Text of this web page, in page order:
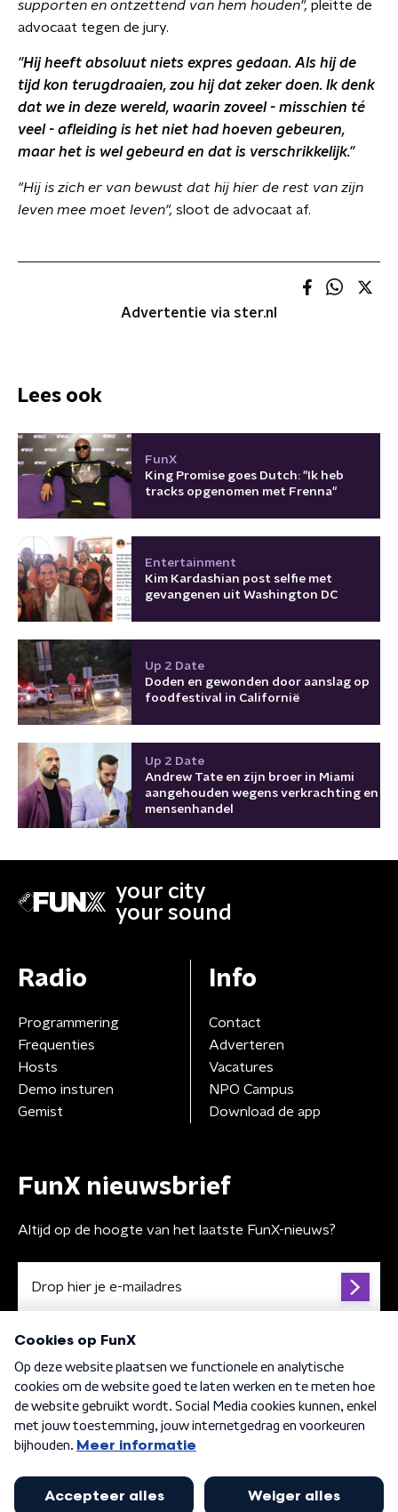
supporten en ontzettend van hem houden", pleitte de
advocaat tegen de jury.
"Hij heeft absoluut niets expres gedaan. Als hij de
tijd kon terugdraaien, zou hij dat zeker doen. Ik denk
dat we in deze wereld, waarin zoveel - misschien té
veel - afleiding is het niet had hoeven gebeuren,
maar het is wel gebeurd en dat is verschrikkelijk."
"Hij is zich er van bewust dat hij hier de rest van zijn
leven mee moet leven", sloot de advocaat af.
Advertentie via ster.nl
Lees ook
FunX
King Promise goes Dutch: "Ik heb
tracks opgenomen met Frenna"
Entertainment
Kim Kardashian post selfie met
gevangenen uit Washington DC
Up 2 Date
Doden en gewonden door aanslag op
foodfestival in Californië
Up 2 Date
Andrew Tate en zijn broer in Miami
aangehouden wegens verkrachting en
mensenhandel
your city
your sound
Radio
Programmering
Frequenties
Hosts
Demo insturen
Gemist
Info
Contact
Adverteren
Vacatures
NPO Campus
Download de app
FunX nieuwsbrief
Altijd op de hoogte van het laatste FunX-nieuws?
Algemene voorwaarden Privacybeleid